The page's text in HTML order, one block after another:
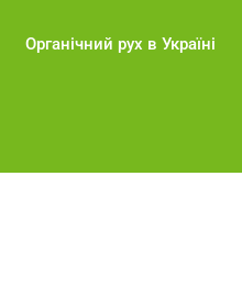
Органічний рух в Україні